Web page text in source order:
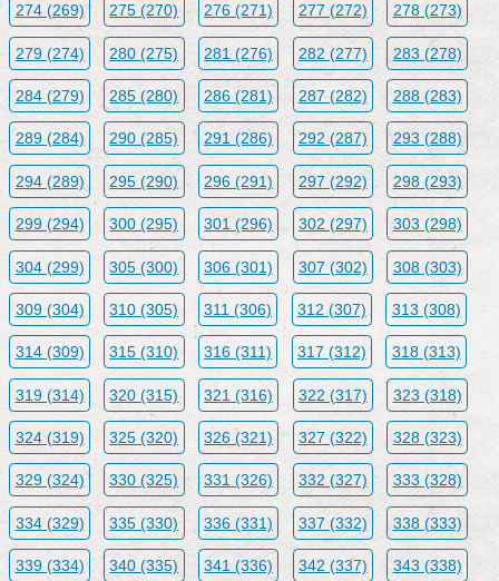
274 (269) 275 (270) 276 (271) 277 (272) 278 (273)
279 (274) 280 (275) 281 (276) 282 (277) 283 (278)
284 (279) 285 (280) 286 (281) 287 (282) 288 (283)
289 (284) 290 (285) 291 (286) 292 (287) 293 (288)
294 (289) 295 (290) 296 (291) 297 (292) 298 (293)
299 (294) 300 (295) 301 (296) 302 (297) 303 (298)
304 (299) 305 (300) 306 (301) 307 (302) 308 (303)
309 (304) 310 (305) 311 (306) 312 (307) 313 (308)
314 (309) 315 (310) 316 (311) 317 (312) 318 (313)
319 (314) 320 (315) 321 (316) 322 (317) 323 (318)
324 (319) 325 (320) 326 (321) 327 (322) 328 (323)
329 (324) 330 (325) 331 (326) 332 (327) 333 (328)
334 (329) 335 (330) 336 (331) 337 (332) 338 (333)
339 (334) 340 (335) 341 (336) 342 (337) 343 (338)